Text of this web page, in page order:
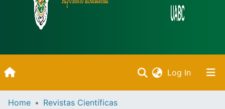
Log In(current)
Inicio
Home
Revistas Científicas